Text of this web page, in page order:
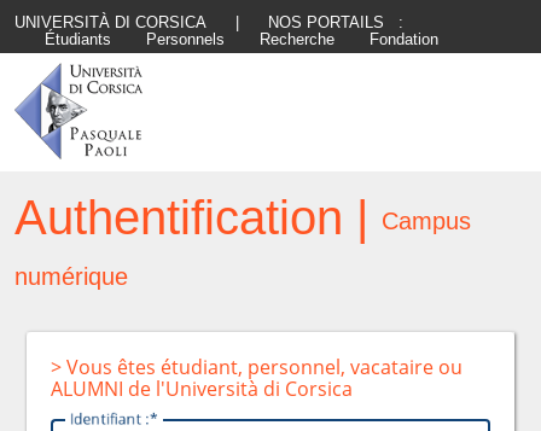
UNIVERSITÀ DI CORSICA
NOS PORTAILS :
Étudiants
Personnels Recherche Fondation
Authentification | Campus
numérique
> Vous êtes étudiant, personnel, vacataire ou
ALUMNI de l'Università di Corsica
Identifiant :